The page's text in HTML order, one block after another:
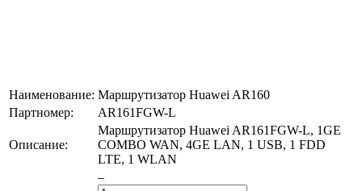
Наименование: Маршрутизатор Huawei AR160
Партномер:
AR161FGW-L
Описание:
Маршрутизатор Huawei AR161FGW-L, 1GE
COMBO WAN, 4GE LAN, 1 USB, 1 FDD
LTE, 1 WLAN
–